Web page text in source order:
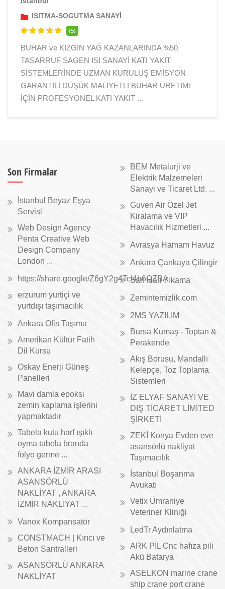
ISITMA-SOGUTMA SANAYİ
(5)
BUHAR ve KIZGIN YAĞ KAZANLARINDA %50
TASARRUF SAGEN ISI SANAYİ KATI YAKIT
SİSTEMLERİNDE UZMAN KURULUŞ EMİSYON
GARANTİLİ DÜŞÜK MALİYETLİ BUHAR ÜRETİMİ
İÇİN PROFESYONEL KATI YAKIT ...
Son Firmalar
İstanbul Beyaz Eşya
Servisi
Web Design Agency
Penta Creative Web
Design Company
London ...
https://share.google/Z6gY2g4TcI4h6QZBA
erzurum yurtiçi ve
yurtdışı taşımacılık
Ankara Ofis Taşıma
Amerikan Kültür Fatih
Dil Kursu
Oskay Enerji Güneş
Panelleri
Mavi damla epoksi
zemin kaplama işlerini
yapmaktadır
Tabela kutu harf ışıklı
oyma tabela branda
folyo germe ...
ANKARA İZMİR ARASI
ASANSÖRLÜ
NAKLİYAT , ANKARA
İZMİR NAKLİYAT ...
Vanox Kompansatör
CONSTMACH | Kırıcı ve
Beton Santralleri
ASANSÖRLÜ ANKARA
NAKLİYAT
BEM Metalurji ve
Elektrik Malzemeleri
Sanayi ve Ticaret Ltd. ...
Guven Air Özel Jet
Kiralama ve VIP
Havacılık Hizmetleri ...
Avrasya Hamam Havuz
Ankara Çankaya Çilingir
Sarı Halı Yıkama
Zemintemizlik.com
2MS YAZILIM
Bursa Kumaş - Toptan &
Perakende
Akış Borusu, Mandallı
Kelepçe, Toz Toplama
Sistemleri
İZ ELYAF SANAYİ VE
DIŞ TİCARET LİMİTED
ŞİRKETİ
ZEKİ Konya Evden eve
asansörlü nakliyat
Taşımacılık
İstanbul Boşanma
Avukatı
Vetix Ümraniye
Veteriner Kliniği
LedTr Aydınlatma
ARK PİL Cnc hafıza pili
Akü Batarya
ASELKON marine crane
ship crane port crane